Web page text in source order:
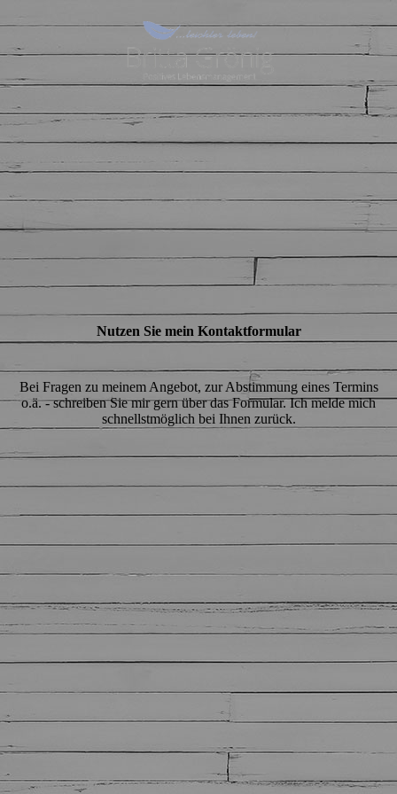
Nutzen Sie mein Kontaktformular
Bei Fragen zu meinem Angebot, zur Abstimmung eines Termins
o.ä. - schreiben Sie mir gern über das Formular. Ich melde mich
schnellstmöglich bei Ihnen zurück.